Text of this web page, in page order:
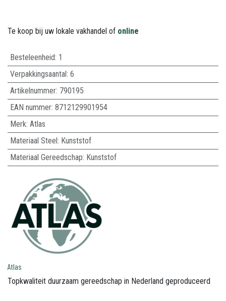
Te koop bij uw lokale vakhandel of online
Besteleenheid: 1
Verpakkingsaantal: 6
Artikelnummer: 790195
EAN nummer: 8712129901954
Merk: Atlas
Materiaal Steel: Kunststof
Materiaal Gereedschap: Kunststof
Atlas
Topkwaliteit duurzaam gereedschap in Nederland geproduceerd